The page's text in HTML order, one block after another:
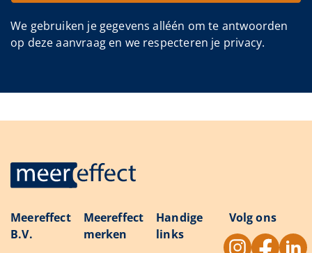
We gebruiken je gegevens alléén om te antwoorden
op deze aanvraag en we respecteren je privacy.
Meereffect
B.V.
Meereffect
merken
Handige
links
Volg ons